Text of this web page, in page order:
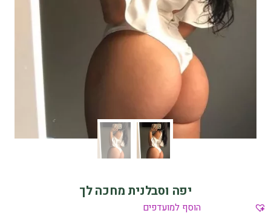
יפה וסבלנית מחכה לך
הוסף למועדפים